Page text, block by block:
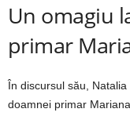
Un omagiu
primar
În discursul său,
doamnei primar